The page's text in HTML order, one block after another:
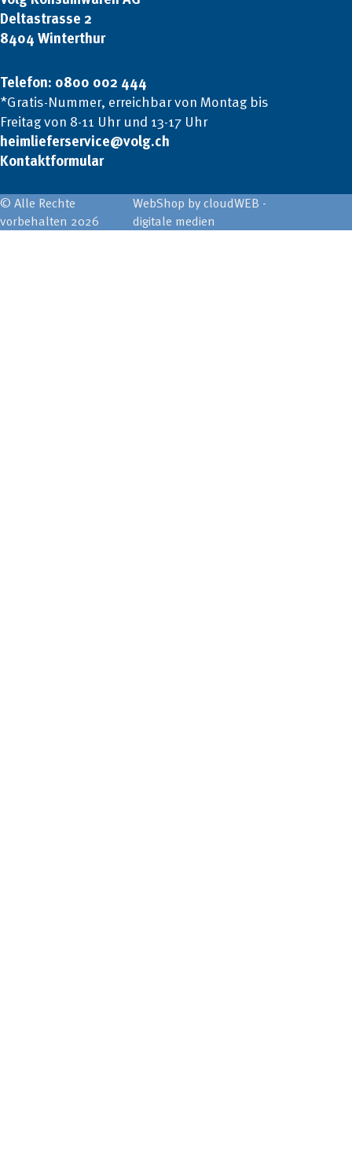
Deltastrasse 2
8404 Winterthur
Telefon: 0800 002 444
*Gratis-Nummer, erreichbar von Montag bis
Freitag von 8-11 Uhr und 13-17 Uhr
heimlieferservice@volg.ch
Kontaktformular
© Alle Rechte
vorbehalten 2026
WebShop by cloudWEB -
digitale medien